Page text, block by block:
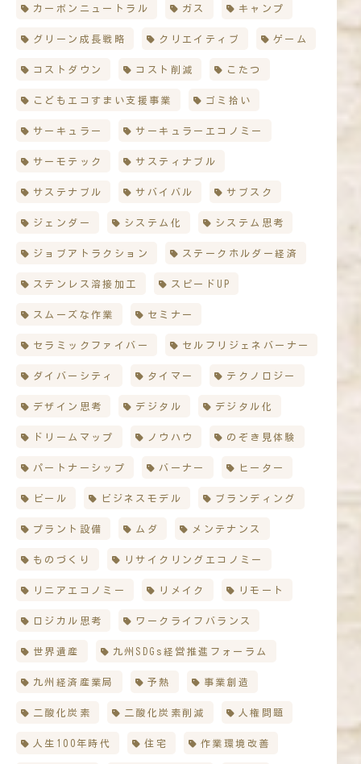
カーボンニュートラル ガス キャンプ
グリーン成長戦略 クリエイティブ ゲーム
コストダウン コスト削減 こたつ
こどもエコすまい支援事業 ゴミ拾い
サーキュラー サーキュラーエコノミー
サーモテック サスティナブル
サステナブル サバイバル サブスク
ジェンダー システム化 システム思考
ジョブアトラクション ステークホルダー経済
ステンレス溶接加工 スピードUP
スムーズな作業 セミナー
セラミックファイバー セルフリジェネバーナー
ダイバーシティ タイマー テクノロジー
デザイン思考 デジタル デジタル化
ドリームマップ ノウハウ のぞき見体験
パートナーシップ バーナー ヒーター
ビール ビジネスモデル ブランディング
プラント設備 ムダ メンテナンス
ものづくり リサイクリングエコノミー
リニアエコノミー リメイク リモート
ロジカル思考 ワークライフバランス
世界遺産 九州SDGs経営推進フォーラム
九州経済産業局 予熱 事業創造
二酸化炭素 二酸化炭素削減 人権問題
人生100年時代 住宅 作業環境改善